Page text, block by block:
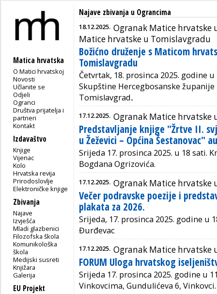
Matica hrvatska
O Matici hrvatskoj
Novosti
Učlanite se
Odjeli
Ogranci
Društva prijatelja i
partneri
Kontakt
Izdavaštvo
Knjige
Vijenac
Kolo
Hrvatska revija
Prirodoslovlje
Elektroničke knjige
Zbivanja
Najave
Izvješća
Mladi glazbenici
Filozofska škola
Komunikološka
škola
Medijski susreti
Knjižara
Galerija
EU Projekt
Najave zbivanja u Ograncima
18.12.2025. Ogranak Matice hrvatske
Matice hrvatske u Tomislavgradu
Božićno druženje s Maticom
Tomislavgradu
Četvrtak, 18. prosinca 2025. godine
Skupštine Hercegbosanske
Tomislavgrad.
17.12.2025. Ogranak Matice hrvatske
Predstavljanje knjige "Žrtve II.
u Žeževici – Općina Šestanovac"
Srijeda 17. prosinca 2025. u 18 sati.
Bogdana Ogrizovića.
17.12.2025. Ogranak Matice hrvatske
Večer podravske poezije i
plakata za 2026.
Srijeda, 17. prosinca 2025. godine u
Đurđevac
17.12.2025. Ogranak Matice hrvatske
FORUM Uloga hrvatskog
Srijeda 17. prosinca 2025. godine u
Vinkovcima, Gundulićeva 6, Vinkovci.